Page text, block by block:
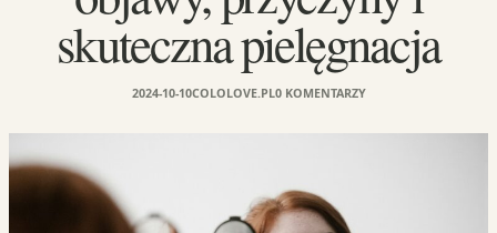
skuteczna pielęgnacja
2024-10-10COLOLOVE.PL0 KOMENTARZY